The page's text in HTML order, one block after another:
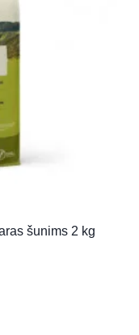
šunims 2 kg